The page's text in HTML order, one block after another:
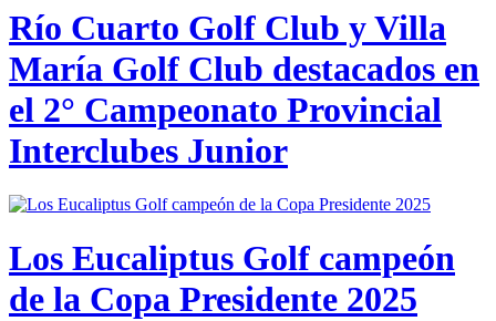
Río Cuarto Golf Club y Villa
María Golf Club destacados en
el 2° Campeonato Provincial
Interclubes Junior
Los Eucaliptus Golf campeón
de la Copa Presidente 2025